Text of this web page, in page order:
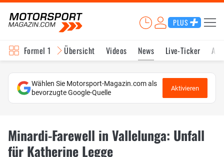
PLUS
Formel 1 Übersicht Videos News Live-Ticker
Wählen Sie Motorsport-Magazin.com als
bevorzugte Google-Quelle
Aktivieren
Minardi-Farewell in Vallelunga: Unfall
für Katherine Legge